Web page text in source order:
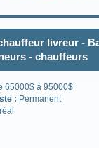
livreur -
- chauffeurs
65000$ à 95000$
: Permanent